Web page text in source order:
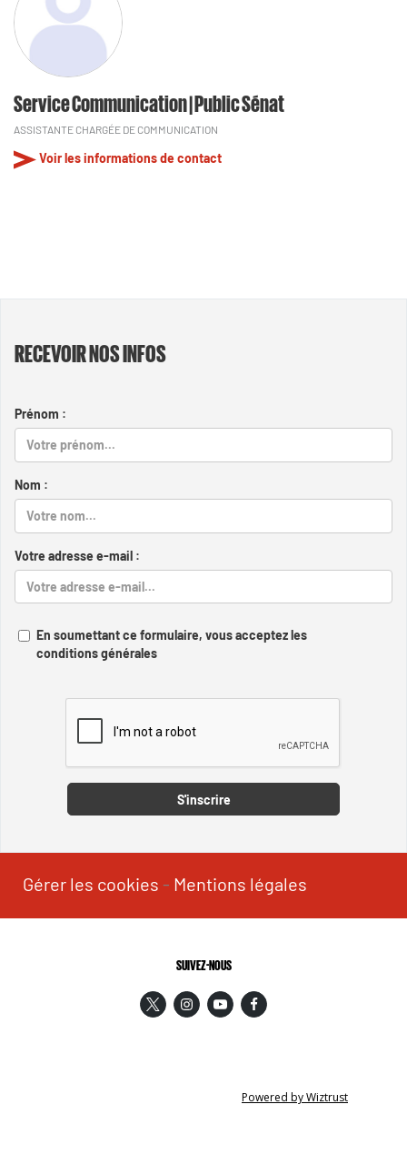
Service Communication | Public Sénat
ASSISTANTE CHARGÉE DE COMMUNICATION
Voir les informations de contact
RECEVOIR NOS INFOS
Prénom :
Nom :
Votre adresse e-mail :
En soumettant ce formulaire, vous acceptez les
conditions générales
S'inscrire
Gérer les cookies - Mentions légales
SUIVEZ-NOUS
Powered by Wiztrust